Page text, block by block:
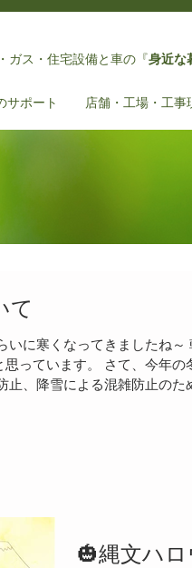
ガス・住宅設備と車の『身近な
サポート 店舗・工場・工事
て
いに寒くなってきましたね
っています。 さて、今年の
止、降雪による混雑防止のた
🎃縄文ハロ